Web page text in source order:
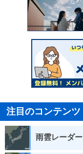
注目のコンテンツ
雨雲レーダー